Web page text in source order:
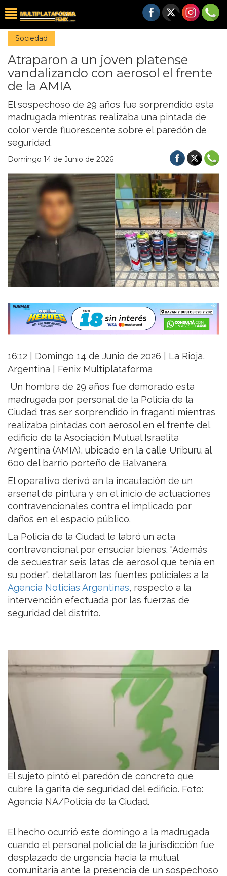
Sociedad
Atraparon a un joven platense
vandalizando con aerosol el frente
de la AMIA
El sospechoso de 29 años fue sorprendido esta
madrugada mientras realizaba una pintada de
color verde fluorescente sobre el paredón de
seguridad.
Domingo 14 de Junio de 2026
16:12 | Domingo 14 de Junio de 2026 | La Rioja,
Argentina | Fenix Multiplataforma
Un hombre de 29 años fue demorado esta
madrugada por personal de la Policía de la
Ciudad tras ser sorprendido in fraganti mientras
realizaba pintadas con aerosol en el frente del
edificio de la Asociación Mutual Israelita
Argentina (AMIA), ubicado en la calle Uriburu al
600 del barrio porteño de Balvanera.
El operativo derivó en la incautación de un
arsenal de pintura y en el inicio de actuaciones
contravencionales contra el implicado por
daños en el espacio público.
La Policía de la Ciudad le labró un acta
contravencional por ensuciar bienes. "Además
de secuestrar seis latas de aerosol que tenía en
su poder", detallaron las fuentes policiales a la
Agencia Noticias Argentinas, respecto a la
intervención efectuada por las fuerzas de
seguridad del distrito.
El sujeto pintó el paredón de concreto que
cubre la garita de seguridad del edificio. Foto:
Agencia NA/Policía de la Ciudad.
El hecho ocurrió este domingo a la madrugada
cuando el personal policial de la jurisdicción fue
desplazado de urgencia hacia la mutual
comunitaria ante la presencia de un sospechoso